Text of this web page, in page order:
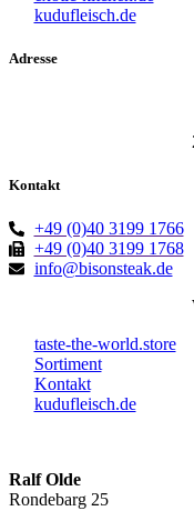
kudufleisch.de
Adresse
Kontakt
+49 (0)40 3199 1766
+49 (0)40 3199 1768
info@bisonsteak.de
taste-the-world.store
Sortiment
Kontakt
kudufleisch.de
Ralf Olde
Rondebarg 25